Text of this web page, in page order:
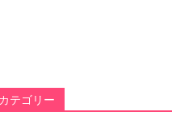
カテゴリー